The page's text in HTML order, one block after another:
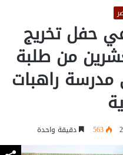
حفل تخريج
من طلبة
مدرسة راهبات
563 دقيقة واحدة